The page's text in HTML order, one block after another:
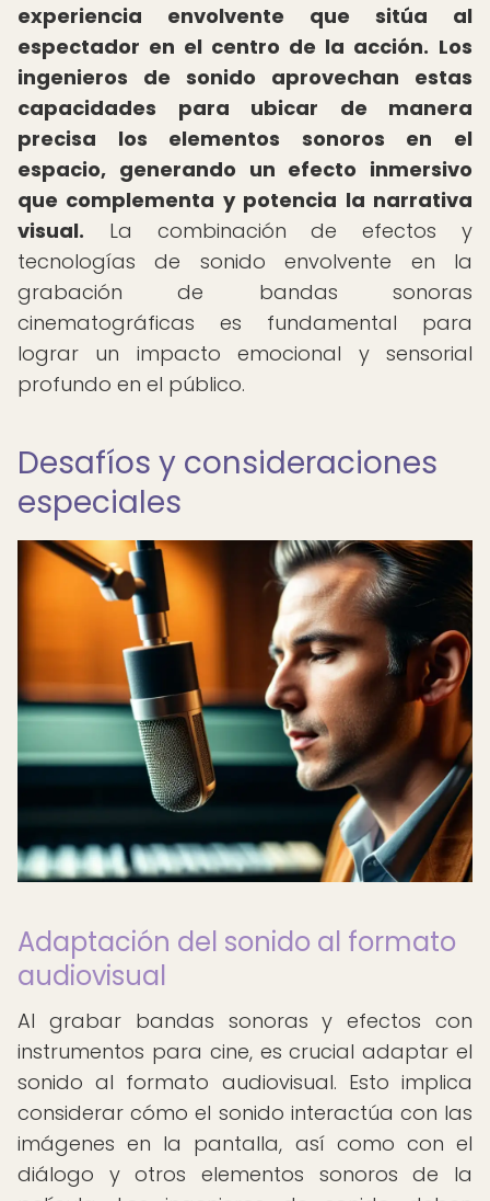
experiencia envolvente que sitúa al
espectador en el centro de la acción. Los
ingenieros de sonido aprovechan estas
capacidades para ubicar de manera
precisa los elementos sonoros en el
espacio, generando un efecto inmersivo
que complementa y potencia la narrativa
visual. La combinación de efectos y
tecnologías de sonido envolvente en la
grabación de bandas sonoras
cinematográficas es fundamental para
lograr un impacto emocional y sensorial
profundo en el público.
Desafíos y consideraciones
especiales
Adaptación del sonido al formato
audiovisual
Al grabar bandas sonoras y efectos con
instrumentos para cine, es crucial adaptar el
sonido al formato audiovisual. Esto implica
considerar cómo el sonido interactúa con las
imágenes en la pantalla, así como con el
diálogo y otros elementos sonoros de la